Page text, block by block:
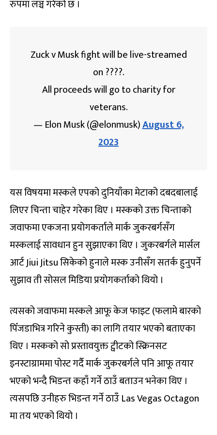
रुपमा लञ्च गरेको छ ।
Zuck v Musk fight will be live-streamed
on ????.
All proceeds will go to charity for
veterans.
— Elon Musk (@elonmusk)August 6,
2023
यस विषयमा मस्कले एपको दुनियाँका मेटाको दबदबालाई
लिएर चिन्ता चाहेर गरेका थिए । मस्कको उक्त चिन्ताको
जवाफमा एकजना प्रयोगकर्ताले मार्क जुकरबर्गसँग
मस्कलाई सावधान हुन सुझाएका थिए । जुकरबर्गले मार्सल
आर्ट Jiui Jitsu सिकेको हुनाले मस्क उनीसँग सतर्क हुनुपर्ने
सुझाव ती सोसल मिडिया प्रयोगकर्ताको थियो ।
त्यसको जवाफमा मस्कले आफू केज फाइट (फलामे बारको
पिँजडाभित्र गरिने कुस्ती) का लागि तयार भएको बताएका
थिए । मस्कको सो प्रस्तावयुक्त ट्वीटको स्क्रिनसट
इनस्टाग्राममा पोस्ट गर्दै मार्क जुकरबर्गले पनि आफू तयार
भएको भन्दै भिडन्त कहाँ गर्ने ठाउँ बताउन भनेका थिए ।
त्यसपछि उनीहरु भिडन्त गर्ने ठाउँ Las Vegas Octagon
मा तय भएको थियो ।